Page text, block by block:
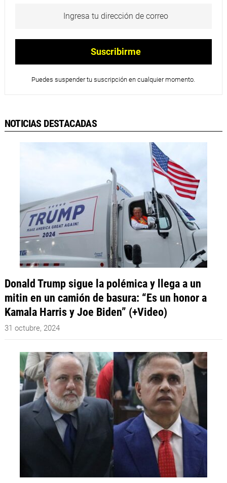
Puedes suspender tu suscripción en cualquier momento.
NOTICIAS DESTACADAS
Donald Trump sigue la polémica y llega a un
mitin en un camión de basura: “Es un honor a
Kamala Harris y Joe Biden” (+Video)
31 octubre, 2024